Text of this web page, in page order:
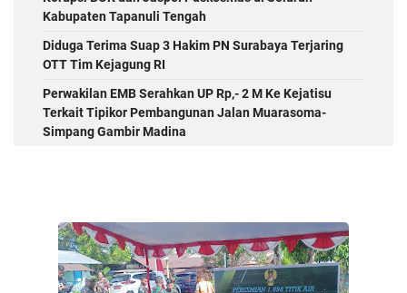
Kabupaten Tapanuli Tengah
Diduga Terima Suap 3 Hakim PN Surabaya Terjaring
OTT Tim Kejagung RI
Perwakilan EMB Serahkan UP Rp,- 2 M Ke Kejatisu
Terkait Tipikor Pembangunan Jalan Muarasoma-
Simpang Gambir Madina